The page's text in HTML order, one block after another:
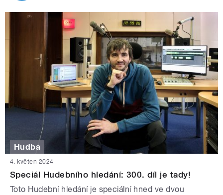
Hudba
4. květen 2024
Speciál Hudebního hledání: 300. díl je tady!
Toto Hudební hledání je speciální hned ve dvou